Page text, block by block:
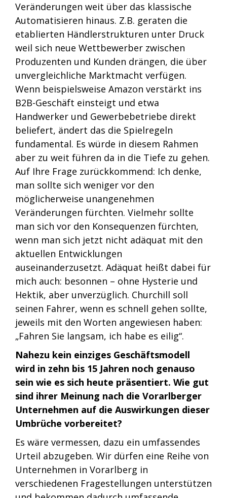
Veränderungen weit über das klassische
Automatisieren hinaus. Z.B. geraten die
etablierten Händlerstrukturen unter Druck
weil sich neue Wettbewerber zwischen
Produzenten und Kunden drängen, die über
unvergleichliche Marktmacht verfügen.
Wenn beispielsweise Amazon verstärkt ins
B2B-Geschäft einsteigt und etwa
Handwerker und Gewerbebetriebe direkt
beliefert, ändert das die Spielregeln
fundamental. Es würde in diesem Rahmen
aber zu weit führen da in die Tiefe zu gehen.
Auf Ihre Frage zurückkommend: Ich denke,
man sollte sich weniger vor den
möglicherweise unangenehmen
Veränderungen fürchten. Vielmehr sollte
man sich vor den Konsequenzen fürchten,
wenn man sich jetzt nicht adäquat mit den
aktuellen Entwicklungen
auseinanderzusetzt. Adäquat heißt dabei für
mich auch: besonnen – ohne Hysterie und
Hektik, aber unverzüglich. Churchill soll
seinen Fahrer, wenn es schnell gehen sollte,
jeweils mit den Worten angewiesen haben:
„Fahren Sie langsam, ich habe es eilig“.
Nahezu kein einziges Geschäftsmodell
wird in zehn bis 15 Jahren noch genauso
sein wie es sich heute präsentiert. Wie gut
sind ihrer Meinung nach die Vorarlberger
Unternehmen auf die Auswirkungen dieser
Umbrüche vorbereitet?
Es wäre vermessen, dazu ein umfassendes
Urteil abzugeben. Wir dürfen eine Reihe von
Unternehmen in Vorarlberg in
verschiedenen Fragestellungen unterstützen